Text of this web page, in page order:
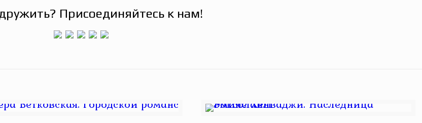
Присоединяйтесь к нам!